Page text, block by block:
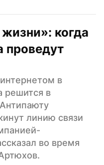
когда
проведут
в
решится в
линию связи
во время